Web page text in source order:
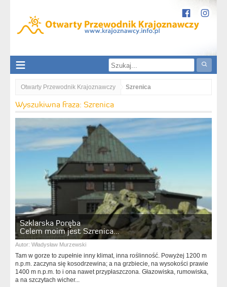
Otwarty Przewodnik Krajoznawczy Szrenica
Wyszukiwna fraza: Szrenica
Szklarska Poręba
Celem moim jest Szrenica…
Autor: Władysław Murzewski
Tam w gorze to zupełnie inny klimat, inna roślinność. Powyżej 1200 m
n.p.m. zaczyna się kosodrzewina; a na grzbiecie, na wysokości prawie
1400 m n.p.m. to i ona nawet przypłaszczona. Głazowiska, rumowiska,
a na szczytach wicher...